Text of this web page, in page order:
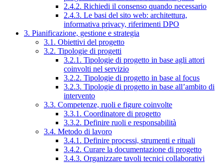
2.4.2. Richiedi il consenso quando necessario
2.4.3. Le basi del sito web: architettura,
informativa privacy, riferimenti DPO
3. Pianificazione, gestione e strategia
3.1. Obiettivi del progetto
3.2. Tipologie di progetti
3.2.1. Tipologie di progetto in base agli attori
coinvolti nel servizio
3.2.2. Tipologie di progetto in base al focus
3.2.3. Tipologie di progetto in base all’ambito di
intervento
3.3. Competenze, ruoli e figure coinvolte
3.3.1. Coordinatore di progetto
3.3.2. Definire ruoli e responsabilità
3.4. Metodo di lavoro
3.4.1. Definire processi, strumenti e rituali
3.4.2. Curare la documentazione di progetto
3.4.3. Organizzare tavoli tecnici collaborativi